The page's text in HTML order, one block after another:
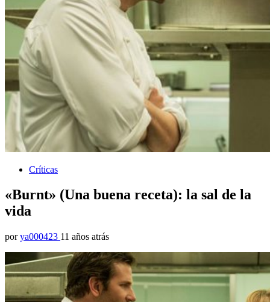
Críticas
«Burnt» (Una buena receta): la sal de la
vida
por ya000423 11 años atrás